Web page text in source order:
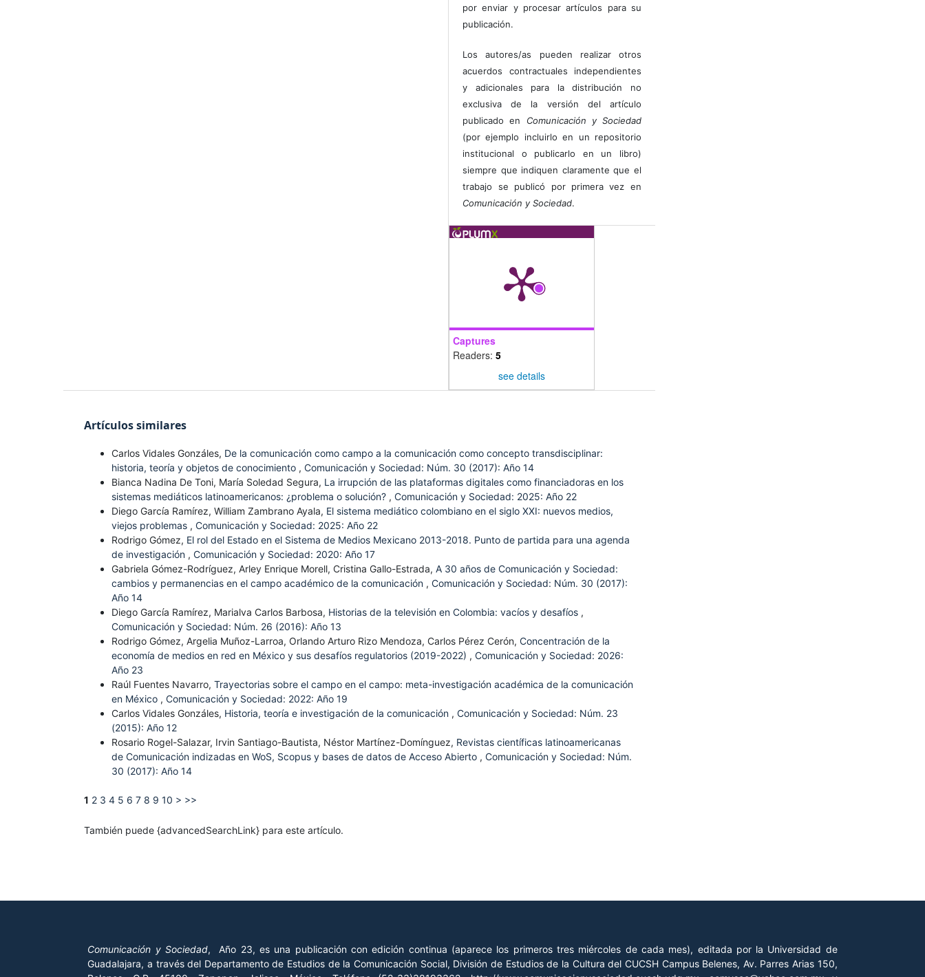
por enviar y procesar artículos para su
publicación.
Los autores/as pueden realizar otros
acuerdos contractuales independientes
y adicionales para la distribución no
exclusiva de la versión del artículo
publicado en Comunicación y Sociedad
(por ejemplo incluirlo en un repositorio
institucional o publicarlo en un libro)
siempre que indiquen claramente que el
trabajo se publicó por primera vez en
Comunicación y Sociedad.
Captures
Readers: 5
see details
Artículos similares
Carlos Vidales Gonzáles, De la comunicación como campo a la comunicación como concepto transdisciplinar:
historia, teoría y objetos de conocimiento , Comunicación y Sociedad: Núm. 30 (2017): Año 14
Bianca Nadina De Toni, María Soledad Segura, La irrupción de las plataformas digitales como financiadoras en los
sistemas mediáticos latinoamericanos: ¿problema o solución? , Comunicación y Sociedad: 2025: Año 22
Diego García Ramírez, William Zambrano Ayala, El sistema mediático colombiano en el siglo XXI: nuevos medios,
viejos problemas , Comunicación y Sociedad: 2025: Año 22
Rodrigo Gómez, El rol del Estado en el Sistema de Medios Mexicano 2013-2018. Punto de partida para una agenda
de investigación , Comunicación y Sociedad: 2020: Año 17
Gabriela Gómez-Rodríguez, Arley Enrique Morell, Cristina Gallo-Estrada, A 30 años de Comunicación y Sociedad:
cambios y permanencias en el campo académico de la comunicación , Comunicación y Sociedad: Núm. 30 (2017):
Año 14
Diego García Ramírez, Marialva Carlos Barbosa, Historias de la televisión en Colombia: vacíos y desafíos ,
Comunicación y Sociedad: Núm. 26 (2016): Año 13
Rodrigo Gómez, Argelia Muñoz-Larroa, Orlando Arturo Rizo Mendoza, Carlos Pérez Cerón, Concentración de la
economía de medios en red en México y sus desafíos regulatorios (2019-2022) , Comunicación y Sociedad: 2026:
Año 23
Raúl Fuentes Navarro, Trayectorias sobre el campo en el campo: meta-investigación académica de la comunicación
en México , Comunicación y Sociedad: 2022: Año 19
Carlos Vidales Gonzáles, Historia, teoría e investigación de la comunicación , Comunicación y Sociedad: Núm. 23
(2015): Año 12
Rosario Rogel-Salazar, Irvin Santiago-Bautista, Néstor Martínez-Domínguez, Revistas científicas latinoamericanas
de Comunicación indizadas en WoS, Scopus y bases de datos de Acceso Abierto , Comunicación y Sociedad: Núm.
30 (2017): Año 14
1 2 3 4 5 6 7 8 9 10 > >>
También puede {advancedSearchLink} para este artículo.
Comunicación y Sociedad, Año 23, es una publicación con edición continua (aparece los primeros tres miércoles de cada mes), editada por la Universidad de
Guadalajara, a través del Departamento de Estudios de la Comunicación Social, División de Estudios de la Cultura del CUCSH Campus Belenes, Av. Parres Arias 150,